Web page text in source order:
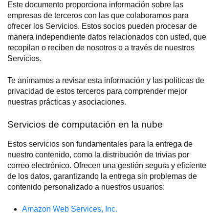
Este documento proporciona información sobre las
empresas de terceros con las que colaboramos para
ofrecer los Servicios. Estos socios pueden procesar de
manera independiente datos relacionados con usted, que
recopilan o reciben de nosotros o a través de nuestros
Servicios.
Te animamos a revisar esta información y las políticas de
privacidad de estos terceros para comprender mejor
nuestras prácticas y asociaciones.
Servicios de computación en la nube
Estos servicios son fundamentales para la entrega de
nuestro contenido, como la distribución de trivias por
correo electrónico. Ofrecen una gestión segura y eficiente
de los datos, garantizando la entrega sin problemas de
contenido personalizado a nuestros usuarios:
Amazon Web Services, Inc.